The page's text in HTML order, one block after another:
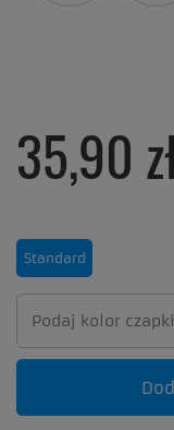
Standard
35,90